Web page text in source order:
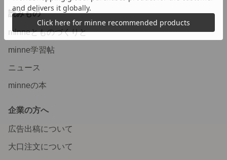
読みもの
minneとものづくりと
minne学習帖
ニュース
minneの本
企業の方へ
広告出稿について
大口注文について